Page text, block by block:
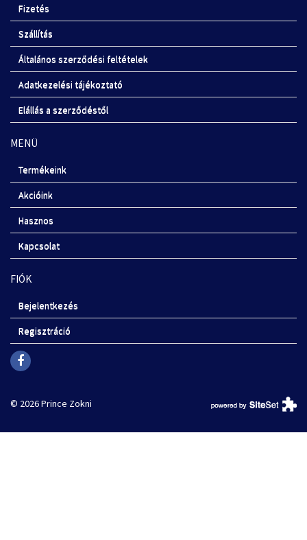
Fizetés
Szállítás
Általános szerződési feltételek
Adatkezelési tájékoztató
Elállás a szerződéstől
MENÜ
Termékeink
Akcióink
Hasznos
Kapcsolat
FIÓK
Bejelentkezés
Regisztráció
© 2026 Prince Zokni